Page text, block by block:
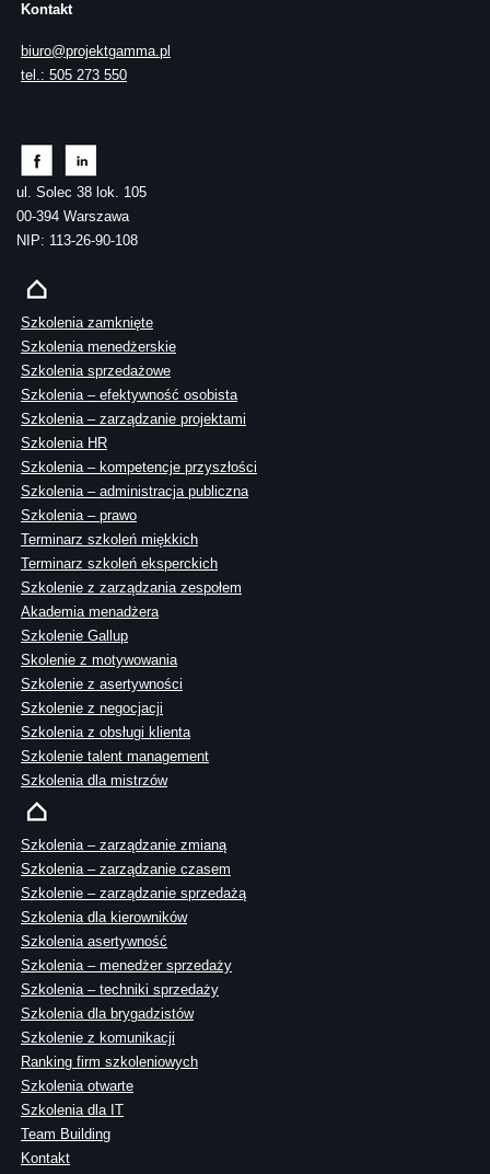
Kontakt
biuro@projektgamma.pl
tel.: 505 273 550
ul. Solec 38 lok. 105
00-394 Warszawa
NIP: 113-26-90-108
Szkolenia zamknięte
Szkolenia menedżerskie
Szkolenia sprzedażowe
Szkolenia – efektywność osobista
Szkolenia – zarządzanie projektami
Szkolenia HR
Szkolenia – kompetencje przyszłości
Szkolenia – administracja publiczna
Szkolenia – prawo
Terminarz szkoleń miękkich
Terminarz szkoleń eksperckich
Szkolenie z zarządzania zespołem
Akademia menadżera
Szkolenie Gallup
Skolenie z motywowania
Szkolenie z asertywności
Szkolenie z negocjacji
Szkolenia z obsługi klienta
Szkolenie talent management
Szkolenia dla mistrzów
Szkolenia – zarządzanie zmianą
Szkolenia – zarządzanie czasem
Szkolenie – zarządzanie sprzedażą
Szkolenia dla kierowników
Szkolenia asertywność
Szkolenia – menedżer sprzedaży
Szkolenia – techniki sprzedaży
Szkolenia dla brygadzistów
Szkolenie z komunikacji
Ranking firm szkoleniowych
Szkolenia otwarte
Szkolenia dla IT
Team Building
Kontakt